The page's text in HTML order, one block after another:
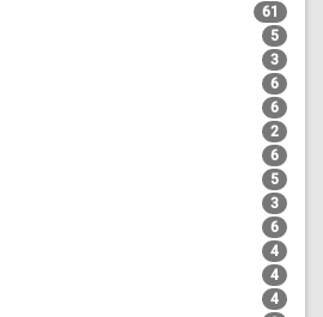
61
5
3
6
6
2
6
5
3
6
4
4
4